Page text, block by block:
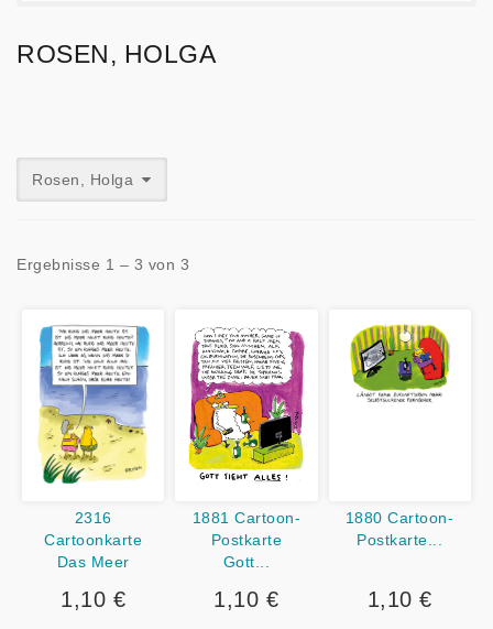
ROSEN, HOLGA
Rosen, Holga
Ergebnisse 1 – 3 von 3
2316
Cartoonkarte
Das Meer
1,10 €
1881 Cartoon-
Postkarte
Gott...
1,10 €
1880 Cartoon-
Postkarte...
1,10 €